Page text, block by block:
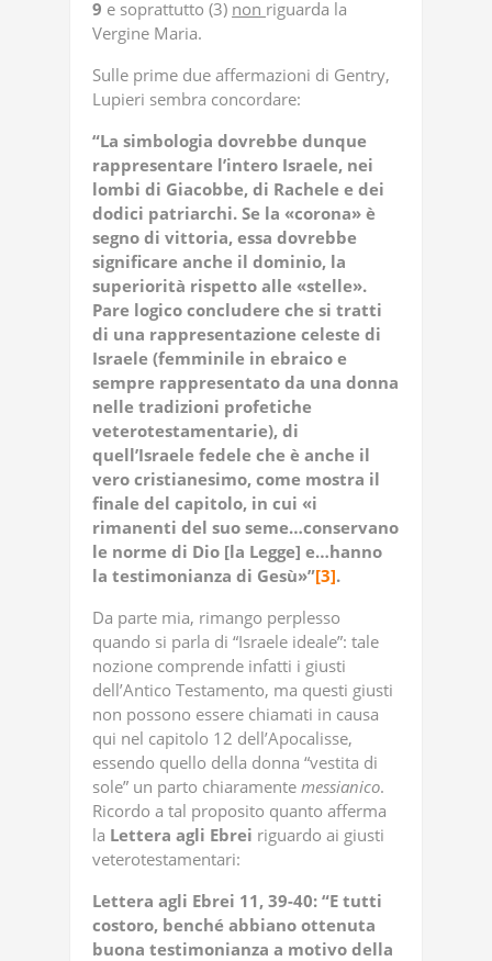
9 e soprattutto (3) non riguarda la
Vergine Maria.
Sulle prime due affermazioni di Gentry,
Lupieri sembra concordare:
“La simbologia dovrebbe dunque
rappresentare l’intero Israele, nei
lombi di Giacobbe, di Rachele e dei
dodici patriarchi. Se la «corona» è
segno di vittoria, essa dovrebbe
significare anche il dominio, la
superiorità rispetto alle «stelle».
Pare logico concludere che si tratti
di una rappresentazione celeste di
Israele (femminile in ebraico e
sempre rappresentato da una donna
nelle tradizioni profetiche
veterotestamentarie), di
quell’Israele fedele che è anche il
vero cristianesimo, come mostra il
finale del capitolo, in cui «i
rimanenti del suo seme…conservano
le norme di Dio [la Legge] e…hanno
la testimonianza di Gesù»”[3].
Da parte mia, rimango perplesso
quando si parla di “Israele ideale”: tale
nozione comprende infatti i giusti
dell’Antico Testamento, ma questi giusti
non possono essere chiamati in causa
qui nel capitolo 12 dell’Apocalisse,
essendo quello della donna “vestita di
sole” un parto chiaramente messianico.
Ricordo a tal proposito quanto afferma
la Lettera agli Ebrei riguardo ai giusti
veterotestamentari:
Lettera agli Ebrei 11, 39-40: “E tutti
costoro, benché abbiano ottenuta
buona testimonianza a motivo della